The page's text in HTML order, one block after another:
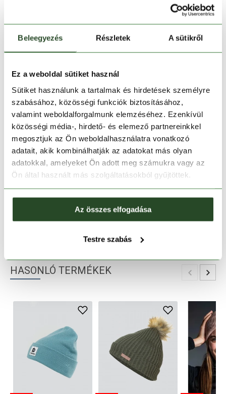
Beleegyezés Részletek A sütikről
Ez a weboldal sütiket használ
Sütiket használunk a tartalmak és hirdetések személyre
szabásához, közösségi funkciók biztosításához,
valamint weboldalforgalmunk elemzéséhez. Ezenkívül
közösségi média-, hirdető- és elemező partnereinkkel
megosztjuk az Ön weboldalhasználatra vonatkozó
adatait, akik kombinálhatják az adatokat más olyan
adatokkal, amelyeket Ön adott meg számukra vagy az
Ön által használt más szolgáltatásokból gyűjtöttek.
Az összes elfogadása
Testre szabás
TERMÉKLEÍRÁS
TERMÉK RÉSZLETEK
Kosárba teszem
Melyik üzletben elérhető|Foglalás
30 napos visszaküldés
1-2 munkanapos szállítás
HASONLÓ TERMÉKEK